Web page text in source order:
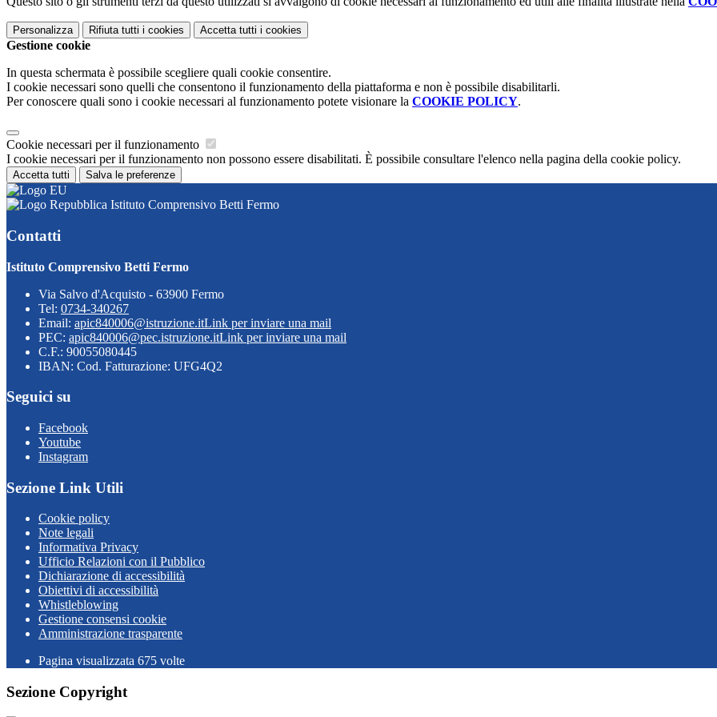
Personalizza Rifiuta tutti i cookies Accetta tutti i cookies
Gestione cookie
In questa schermata è possibile scegliere quali cookie consentire.
I cookie necessari sono quelli che consentono il funzionamento della piattaforma e non è possibile disabilitarli.
Per conoscere quali sono i cookie necessari al funzionamento potete visionare la COOKIE POLICY.
Cookie necessari per il funzionamento
I cookie necessari per il funzionamento non possono essere disabilitati. È possibile consultare l'elenco nella pagina della cookie policy.
Accetta tutti Salva le preferenze
Istituto Comprensivo Betti Fermo
Contatti
Istituto Comprensivo Betti Fermo
Via Salvo d'Acquisto - 63900 Fermo
Tel: 0734-340267
Email: apic840006@istruzione.itLink per inviare una mail
PEC: apic840006@pec.istruzione.itLink per inviare una mail
C.F.: 90055080445
IBAN: Cod. Fatturazione: UFG4Q2
Seguici su
Facebook
Youtube
Instagram
Sezione Link Utili
Cookie policy
Note legali
Informativa Privacy
Ufficio Relazioni con il Pubblico
Dichiarazione di accessibilità
Obiettivi di accessibilità
Whistleblowing
Gestione consensi cookie
Amministrazione trasparente
Pagina visualizzata 675 volte
Sezione Copyright